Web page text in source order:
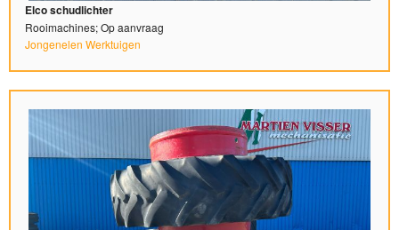
Elco schudlichter
Rooimachines; Op aanvraag
Jongenelen Werktuigen